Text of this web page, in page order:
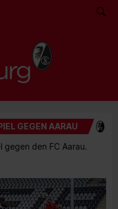
GEGEN AARAU
gegen den FC Aarau.